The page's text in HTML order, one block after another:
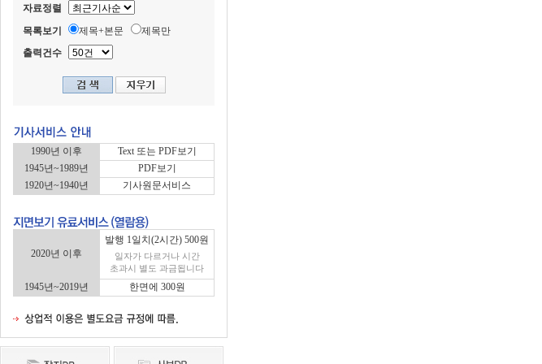
자료정렬
목록보기
제목+본문
제목만
출력건수
1990년 이후
Text 또는 PDF보기
1945년~1989년
PDF보기
1920년~1940년
기사원문서비스
2020년 이후
발행 1일치(2시간) 500원
일자가 다르거나 시간
초과시 별도 과금됩니다
1945년~2019년 한면에 300원